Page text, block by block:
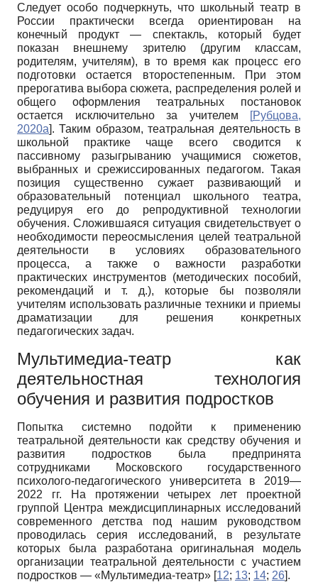
Следует особо подчеркнуть, что школьный театр в
России практически всегда ориентирован на
конечный продукт — спектакль, который будет
показан внешнему зрителю (другим классам,
родителям, учителям), в то время как процесс его
подготовки остается второстепенным. При этом
прерогатива выбора сюжета, распределения ролей и
общего оформления театральных постановок
остается исключительно за учителем
[Рубцова,
2020а]. Таким образом, театральная деятельность в
школьной практике чаще всего сводится к
пассивному разыгрыванию учащимися сюжетов,
выбранных и срежиссированных педагогом. Такая
позиция существенно сужает развивающий и
образовательный потенциал школьного театра,
редуцируя его до репродуктивной технологии
обучения. Сложившаяся ситуация свидетельствует о
необходимости переосмысления целей театральной
деятельности в условиях образовательного
процесса, а также о важности разработки
практических инструментов (методических пособий,
рекомендаций и т. д.), которые бы позволяли
учителям использовать различные техники и приемы
драматизации для решения конкретных
педагогических задач.
Мультимедиа-театр как
деятельностная технология
обучения и развития подростков
Попытка системно подойти к применению
театральной деятельности как средству обучения и
развития подростков была предпринята
сотрудниками Московского государственного
психолого-педагогического университета в 2019—
2022 гг. На протяжении четырех лет проектной
группой Центра междисциплинарных исследований
современного детства под нашим руководством
проводилась серия исследований, в результате
которых была разработана оригинальная модель
организации театральной деятельности с участием
подростков — «Мультимедиа-театр» [12; 13; 14; 26].